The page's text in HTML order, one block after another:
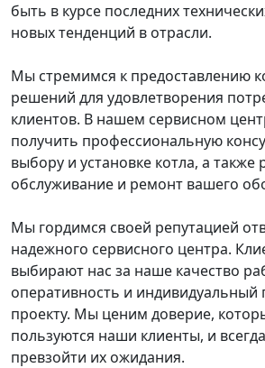
быть в курсе последних
новых тенденций в отрасли.
Мы стремимся к предоставлению
решений для удовлетворения
клиентов. В нашем сервисном
получить профессиональную
выбору и установке котла, а также
обслуживание и ремонт вашего
Мы гордимся своей репутацией
надежного сервисного центра.
выбирают нас за наше качество
оперативность и индивидуальный
проекту. Мы ценим доверие,
пользуются наши клиенты, и
превзойти их ожидания.